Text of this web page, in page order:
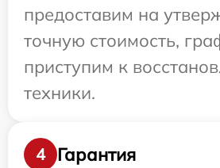
предоставим на
точную стоимость,
приступим к
техники.
4
Гарантия